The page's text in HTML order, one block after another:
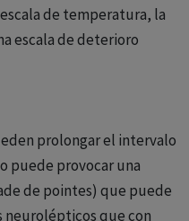
de temperatura, la
escala de deterioro
prolongar el intervalo
puede provocar una
de pointes) que puede
neurolépticos que con